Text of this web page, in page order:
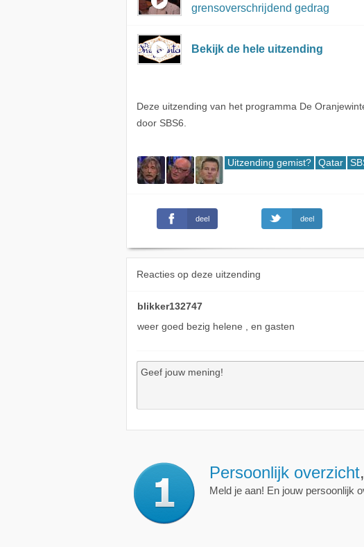
grensoverschrijdend gedrag
Bekijk de hele uitzending
Deze uitzending van het programma De
door SBS6.
Uitzending gemist? Qatar
deel deel
Reacties op deze uitzending
blikker132747
weer goed bezig helene , en gasten
Top 10 mail , jouw
Kies voor de top 10 mail en je